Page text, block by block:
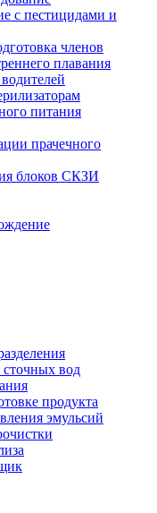
с пестицидами и
членов
плавания
питания
прачечного
блоков СКЗИ
вод
продукта
эмульсий